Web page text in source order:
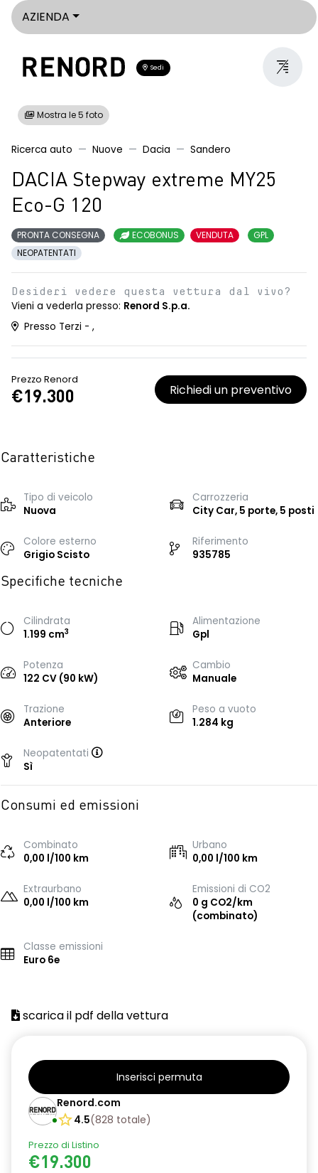
AZIENDA
Sedi
Mostra le 5 foto
Ricerca auto Nuove Dacia Sandero
DACIA Stepway extreme MY25
Eco-G 120
PRONTA CONSEGNA ECOBONUS VENDUTA
GPL
NEOPATENTATI
Desideri vedere questa vettura dal vivo?
Vieni a vederla presso: Renord S.p.a.
Presso Terzi - ,
Prezzo Renord
€19.300 Richiedi un preventivo
Caratteristiche
Tipo di veicolo
Nuova
Carrozzeria
City Car, 5 porte, 5 posti
Colore esterno
Grigio Scisto
Riferimento
935785
Specifiche tecniche
Cilindrata
1.199 cm3
Alimentazione
Gpl
Potenza
122 CV (90 kW)
Cambio
Manuale
Trazione
Anteriore
Peso a vuoto
1.284 kg
Neopatentati
Sì
Consumi ed emissioni
Combinato
0,00 l/100 km
Urbano
0,00 l/100 km
Extraurbano
0,00 l/100 km
Emissioni di CO2
0 g CO2/km
(combinato)
Classe emissioni
Euro 6e
scarica il pdf della vettura
Inserisci permuta
Renord.com
4.5(828 totale)
Prezzo di Listino
€19.300